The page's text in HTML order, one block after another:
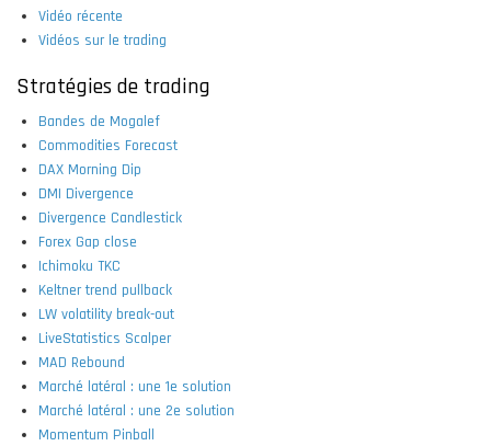
Vidéo récente
Vidéos sur le trading
Stratégies de trading
Bandes de Mogalef
Commodities Forecast
DAX Morning Dip
DMI Divergence
Divergence Candlestick
Forex Gap close
Ichimoku TKC
Keltner trend pullback
LW volatility break-out
LiveStatistics Scalper
MAD Rebound
Marché latéral : une 1e solution
Marché latéral : une 2e solution
Momentum Pinball